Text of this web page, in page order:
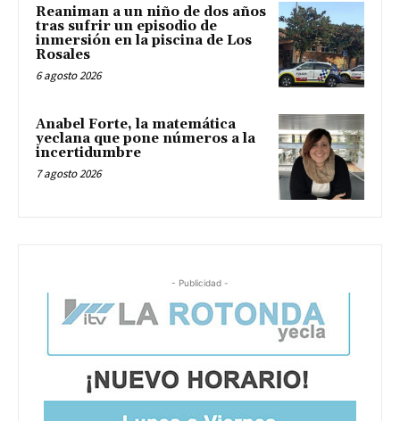
Reaniman a un niño de dos años
tras sufrir un episodio de
inmersión en la piscina de Los
Rosales
6 agosto 2026
Anabel Forte, la matemática
yeclana que pone números a la
incertidumbre
7 agosto 2026
- Publicidad -